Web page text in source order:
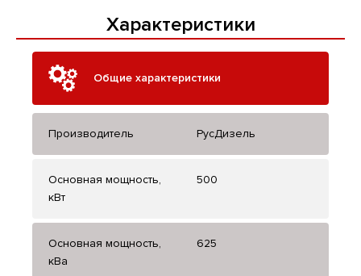
Характеристики
Общие характеристики
Производитель РусДизель
Основная мощность,
кВт
500
Основная мощность,
кВа
625